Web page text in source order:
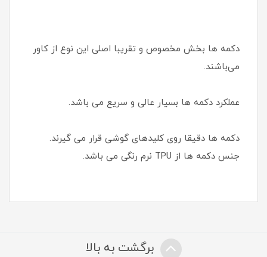
دکمه ها بخش مخصوص و تقریبا اصلی این نوع از کاور
می‌باشند.
عملکرد دکمه ها بسیار عالی و سریع می باشد.
دکمه ها دقیقا روی کلیدهای گوشی قرار می گیرند.
جنس دکمه ها از TPU نرم رنگی می‌ باشد.
برگشت به بالا